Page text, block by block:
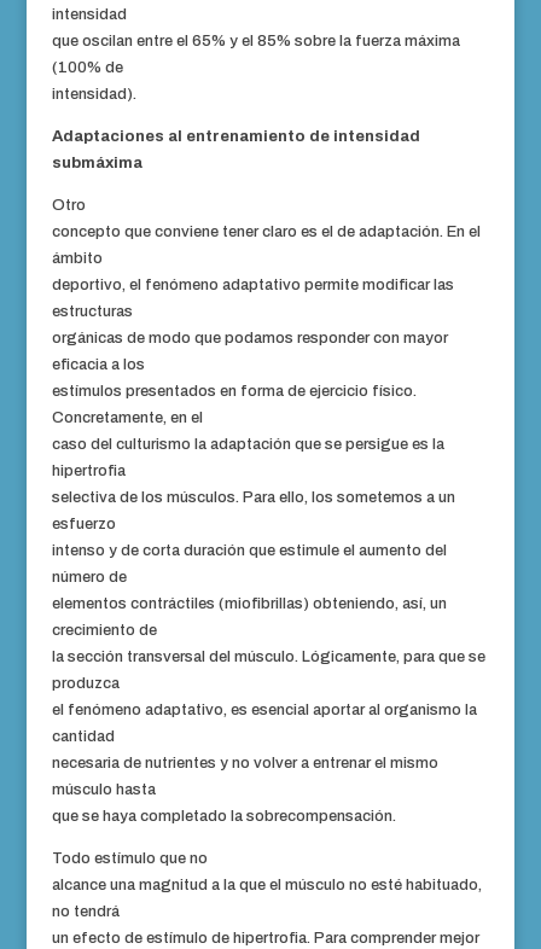
intensidad
que oscilan entre el 65% y el 85% sobre la fuerza máxima
(100% de
intensidad).
Adaptaciones al entrenamiento de intensidad
submáxima
Otro
concepto que conviene tener claro es el de adaptación. En el
ámbito
deportivo, el fenómeno adaptativo permite modificar las
estructuras
orgánicas de modo que podamos responder con mayor
eficacia a los
estímulos presentados en forma de ejercicio físico.
Concretamente, en el
caso del culturismo la adaptación que se persigue es la
hipertrofia
selectiva de los músculos. Para ello, los sometemos a un
esfuerzo
intenso y de corta duración que estimule el aumento del
número de
elementos contráctiles (miofibrillas) obteniendo, así, un
crecimiento de
la sección transversal del músculo. Lógicamente, para que se
produzca
el fenómeno adaptativo, es esencial aportar al organismo la
cantidad
necesaria de nutrientes y no volver a entrenar el mismo
músculo hasta
que se haya completado la sobrecompensación.
Todo estímulo que no
alcance una magnitud a la que el músculo no esté habituado,
no tendrá
un efecto de estímulo de hipertrofia. Para comprender mejor